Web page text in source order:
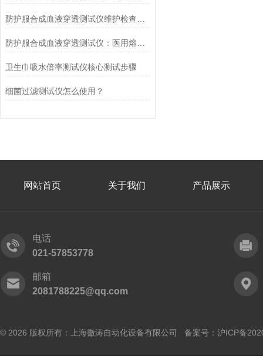
卫生巾吸水倍率测试仪核心测试步骤
细菌过滤测试仪怎么使用？
网站首页 关于我们 产品展示
电话
021-57853778
邮箱
2081788225@qq.com
© 2026 版权所有：上海徽涛自动化设备有限公司 备案号： 沪ICP备